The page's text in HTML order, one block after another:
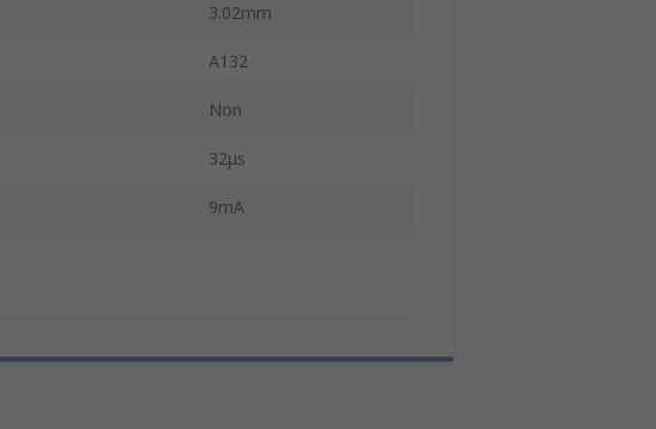
3.02mm
A132
Non
32μs
9mA